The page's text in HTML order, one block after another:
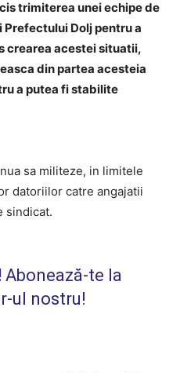
trimiterea unei echipe de
Dolj pentru a
crearea acestei situatii,
din partea acesteia
a putea fi stabilite
sa militeze, in limitele
datoriilor catre angajatii
sindicat.
Abonează-te la
ul nostru!